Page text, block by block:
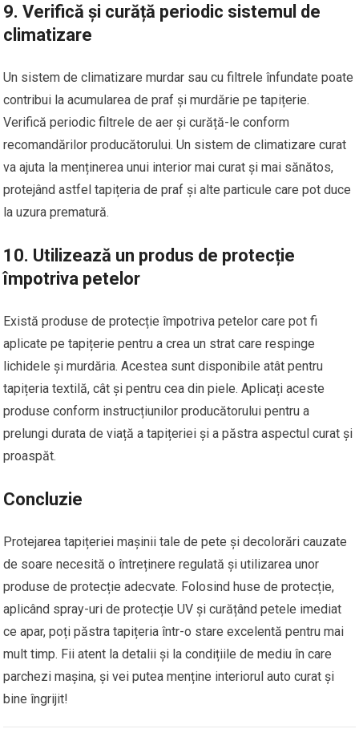
9.Verifică și curăță periodic sistemul de
climatizare
Un sistem de climatizare murdar sau cu filtrele înfundate poate
contribui la acumularea de praf și murdărie pe tapițerie.
Verifică periodic filtrele de aer și curăță-le conform
recomandărilor producătorului. Un sistem de climatizare curat
va ajuta la menținerea unui interior mai curat și mai sănătos,
protejând astfel tapițeria de praf și alte particule care pot duce
la uzura prematură.
10. Utilizează un produs de protecție
împotriva petelor
Există produse de protecție împotriva petelor care pot fi
aplicate pe tapițerie pentru a crea un strat care respinge
lichidele și murdăria. Acestea sunt disponibile atât pentru
tapițeria textilă, cât și pentru cea din piele. Aplicați aceste
produse conform instrucțiunilor producătorului pentru a
prelungi durata de viață a tapițeriei și a păstra aspectul curat și
proaspăt.
Concluzie
Protejarea tapițeriei mașinii tale de pete și decolorări cauzate
de soare necesită o întreținere regulată și utilizarea unor
produse de protecție adecvate. Folosind huse de protecție,
aplicând spray-uri de protecție UV și curățând petele imediat
ce apar, poți păstra tapițeria într-o stare excelentă pentru mai
mult timp. Fii atent la detalii și la condițiile de mediu în care
parchezi mașina, și vei putea menține interiorul auto curat și
bine îngrijit!